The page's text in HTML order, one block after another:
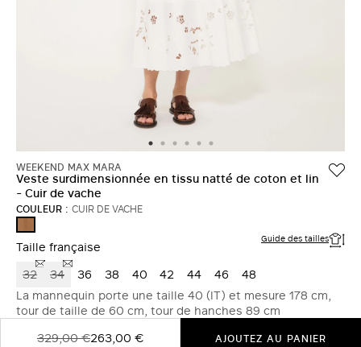
WEEKEND MAX MARA
Veste surdimensionnée en tissu natté de coton et lin
- Cuir de vache
COULEUR : CUIR DE VACHE
DE
VACHE
Taille française Guide des tailles
32 34 36 38 40 42 44 46
48
La mannequin porte une taille 40 (IT) et mesure 178 cm,
tour de taille de 60 cm, tour de hanches 89 cm
329,00 €263,00 € AJOUTEZ AU PANIER